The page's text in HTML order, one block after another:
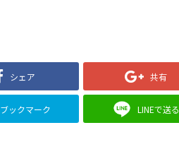
シェア 共有
ブックマーク LINEで送る